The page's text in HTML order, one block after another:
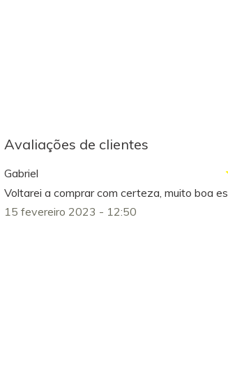
Avaliações de clientes
Gabriel
Voltarei a comprar com certeza, muito boa
15 fevereiro 2023 - 12:50